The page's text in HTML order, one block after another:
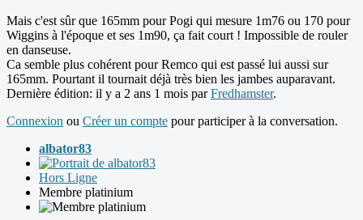
Mais c'est sûr que 165mm pour Pogi qui mesure 1m76 ou 170 pour
Wiggins à l'époque et ses 1m90, ça fait court ! Impossible de rouler
en danseuse.
Ca semble plus cohérent pour Remco qui est passé lui aussi sur
165mm. Pourtant il tournait déjà très bien les jambes auparavant.
Dernière édition: il y a 2 ans 1 mois parFredhamster.
Connexion ou Créer un compte pour participer à la conversation.
albator83
Hors Ligne
Membre platinium